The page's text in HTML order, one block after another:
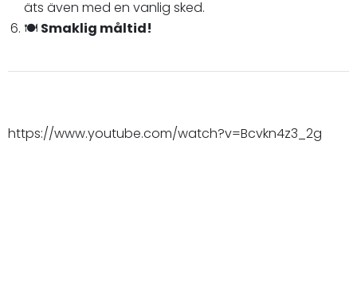
äts även med en vanlig sked.
🍽️ Smaklig måltid!
https://www.youtube.com/watch?v=Bcvkn4z3_2g